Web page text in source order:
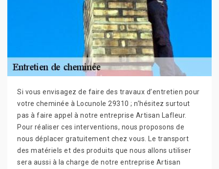
Si vous envisagez de faire des travaux d’entretien pour
votre cheminée à Locunole 29310 ; n’hésitez surtout
pas à faire appel à notre entreprise Artisan Lafleur.
Pour réaliser ces interventions, nous proposons de
nous déplacer gratuitement chez vous. Le transport
des matériels et des produits que nous allons utiliser
sera aussi à la charge de notre entreprise Artisan